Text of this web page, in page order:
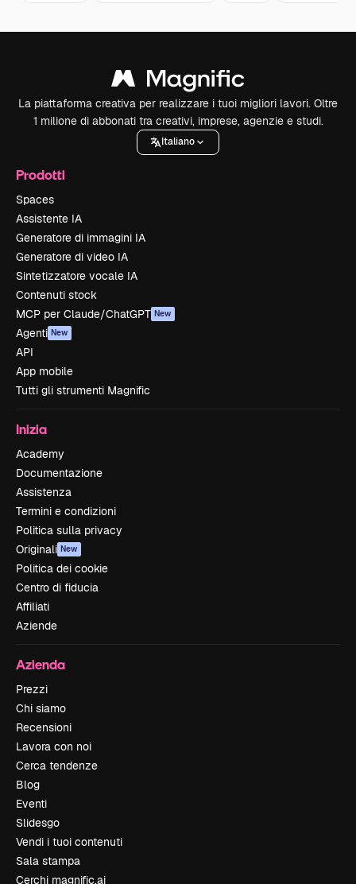
La piattaforma creativa per realizzare i tuoi migliori lavori. Oltre
1 milione di abbonati tra creativi, imprese, agenzie e studi.
Italiano
Prodotti
Spaces
Assistente IA
Generatore di immagini IA
Generatore di video IA
Sintetizzatore vocale IA
Contenuti stock
MCP per Claude/ChatGPT New
Agenti New
API
App mobile
Tutti gli strumenti Magnific
Inizia
Academy
Documentazione
Assistenza
Termini e condizioni
Politica sulla privacy
Originali New
Politica dei cookie
Centro di fiducia
Affiliati
Aziende
Azienda
Prezzi
Chi siamo
Recensioni
Lavora con noi
Cerca tendenze
Blog
Eventi
Slidesgo
Vendi i tuoi contenuti
Sala stampa
Cerchi magnific.ai